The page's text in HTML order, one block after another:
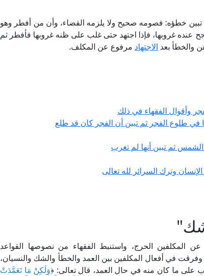
تبين خطؤه: فصومه صحيح ولا يلزمه القضاء، وأن من أفطر وهو
غروبها، فإذا اجتهد حتى غلب على ظنه غروبها فأفطر ثم
والخطأ بعد الاجتهاد مرفوع عن المكلف.
وأقوال الفقهاء في ذلك
طلوع الفجر ثم تبين أن الفجر كان قد طلع
ثم تبين أنها لم تغرب
وترك السرائر لله تعالى
المكلفين الحرج، واستنبط الفقهاء من نصوصها القواعد
في أفعال المكلفين بين العمد والخطأ والشك والنسيان،
ما كان منه في حال العمد، قال تعالى: ﴿وَلَكِنْ مَا تَعَمَّدَتْ